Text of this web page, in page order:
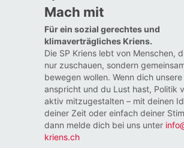
Mach mit
Für ein sozial gerechtes und
klimaverträgliches Kriens.
Die SP Kriens lebt von Menschen,
nur zuschauen, sondern
bewegen wollen. Wenn dich
anspricht und du Lust hast, Politik
aktiv mitzugestalten – mit deinen
deiner Zeit oder einfach deiner
dann melde dich bei uns unter
kriens.ch